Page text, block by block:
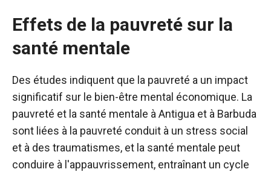
Effets de la pauvreté sur la
santé mentale
Des études indiquent que la pauvreté a un impact
significatif sur le bien-être mental économique. La
pauvreté et la santé mentale à Antigua et à Barbuda
sont liées à la pauvreté conduit à un stress social
et à des traumatismes, et la santé mentale peut
conduire à l'appauvrissement, entraînant un cycle